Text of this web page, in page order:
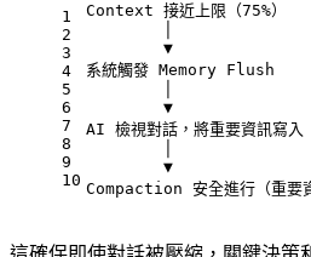
1
2
3
4
5
6
7
8
9
10
Context 接近上限（75%）
        ▼
系統觸發 Memory Flush
        ▼
AI 檢視對話，將重要資訊寫
        ▼
Compaction 安全進行（重要